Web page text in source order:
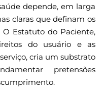
depende, em larga
claras que definam os
O Estatuto do Paciente,
do usuário e as
cria um substrato
pretensões